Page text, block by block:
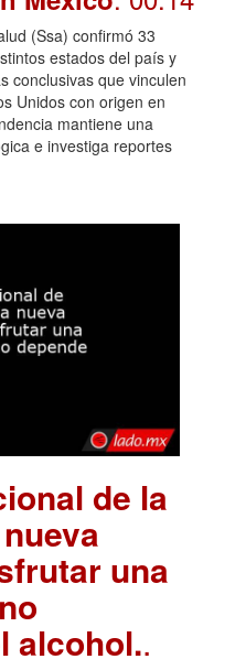
(Ssa) confirmó 33
estados del país y
conclusivas que vinculen
Unidos con origen en
mantiene una
e investiga reportes
de la
una
alcohol..